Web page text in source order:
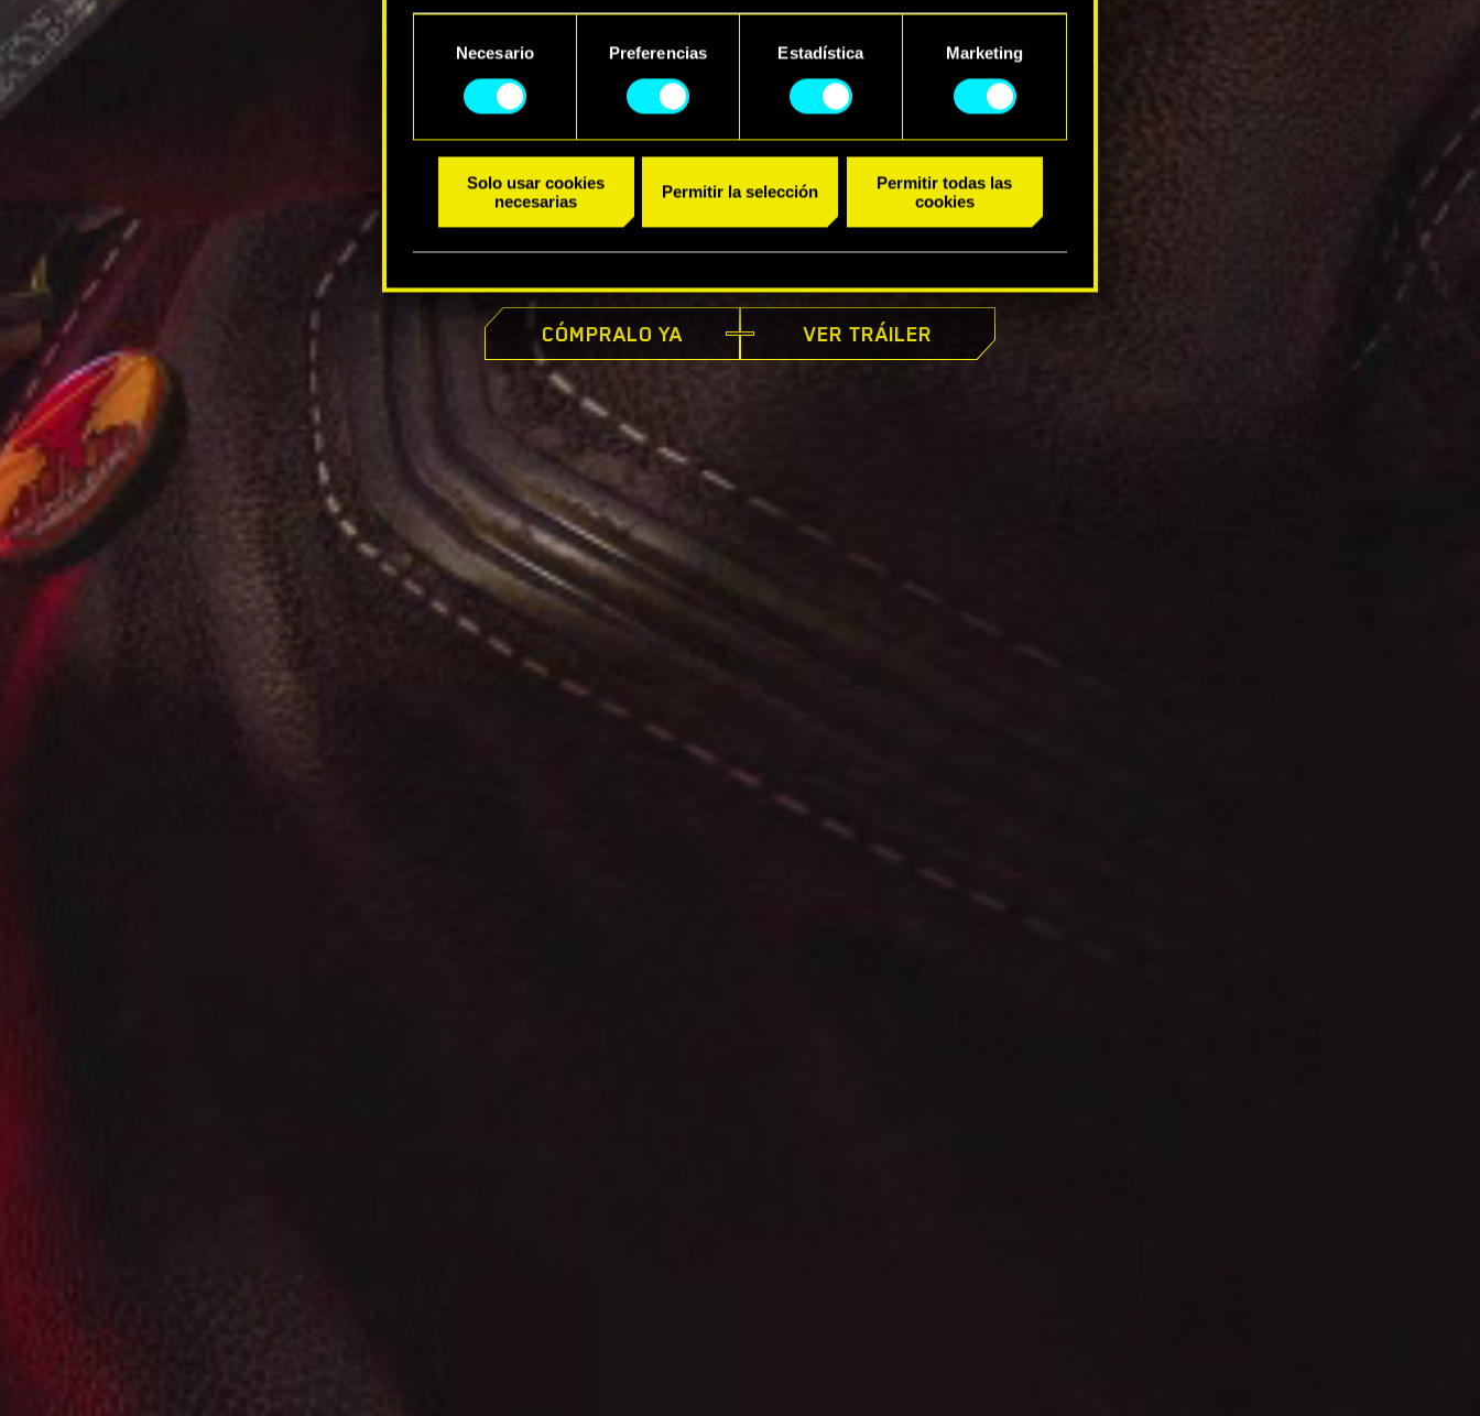
Encontrarás todos los detalles sobre nuestro uso de las cookies y podrás
consentimiento
Necesario Preferencias Estadística Marketing
Solo usar cookies
necesarias
Permitir la selección
Permitir todas las
cookies
YA DISPONIBLE
CÓMPRALO YA VER TRÁILER